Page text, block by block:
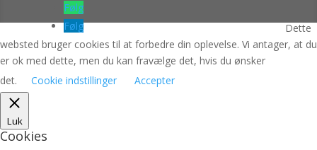
Følg
Følg
Dette
websted bruger cookies til at forbedre din oplevelse. Vi antager, at du
er ok med dette, men du kan fravælge det, hvis du ønsker
det.
Cookie indstillinger Accepter
Luk
Cookies